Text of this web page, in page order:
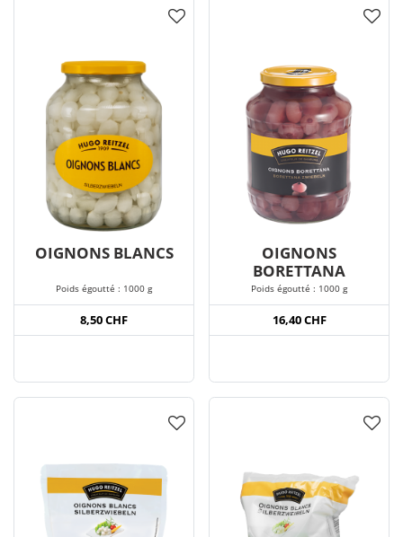
OIGNONS BLANCS
Poids égoutté : 1000 g
8,50 CHF
OIGNONS
BORETTANA
Poids égoutté : 1000 g
16,40 CHF